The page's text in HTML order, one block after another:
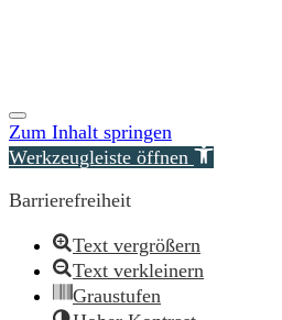
Zum Inhalt springen
Werkzeugleiste öffnen
Barrierefreiheit
Text vergrößern
Text verkleinern
Graustufen